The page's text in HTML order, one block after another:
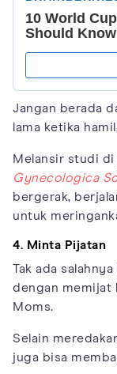
Jangan berada
lama ketika
Melansir studi di
Gynecologica
bergerak,
untuk
4. Minta Pijatan
Tak ada
dengan memijat
Moms.
Selain
juga bisa